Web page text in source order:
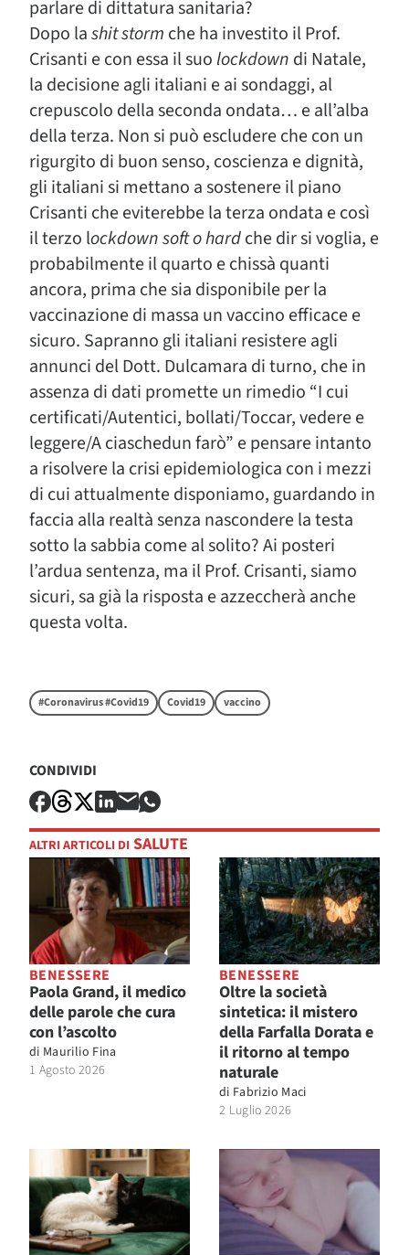
parlare di dittatura sanitaria?
Dopo lashit storm che ha investito il Prof.
Crisanti e con essa il suo lockdown di Natale,
la decisione agli italiani e ai sondaggi, al
crepuscolo della seconda ondata… e all’alba
della terza. Non si può escludere che con un
rigurgito di buon senso, coscienza e dignità,
gli italiani si mettano a sostenere il piano
Crisanti che eviterebbe la terza ondata e così
il terzo lockdown soft o hardche dir si voglia, e
probabilmente il quarto e chissà quanti
ancora, prima che sia disponibile per la
vaccinazione di massa un vaccino efficace e
sicuro. Sapranno gli italiani resistere agli
annunci del Dott. Dulcamara di turno, che in
assenza di dati promette un rimedio “I cui
certificati/Autentici, bollati/Toccar, vedere e
leggere/A ciaschedun farò” e pensare intanto
a risolvere la crisi epidemiologica con i mezzi
di cui attualmente disponiamo, guardando in
faccia alla realtà senza nascondere la testa
sotto la sabbia come al solito? Ai posteri
l’ardua sentenza, ma il Prof. Crisanti, siamo
sicuri, sa già la risposta e azzeccherà anche
questa volta.
#Coronavirus #Covid19 Covid19 vaccino
CONDIVIDI
ALTRI ARTICOLI DI SALUTE
BENESSERE
Paola Grand, il medico
delle parole che cura
con l’ascolto
di Maurilio Fina
1 Agosto 2026
BENESSERE
Oltre la società
sintetica: il mistero
della Farfalla Dorata e
il ritorno al tempo
naturale
di Fabrizio Maci
2 Luglio 2026